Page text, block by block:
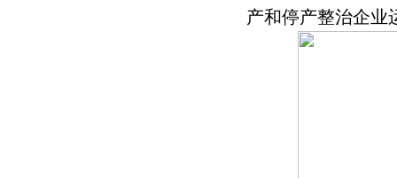
产和停产整治企业